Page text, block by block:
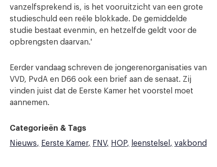
vanzelfsprekend is, is het vooruitzicht van een grote
studieschuld een reële blokkade. De gemiddelde
studie bestaat evenmin, en hetzelfde geldt voor de
opbrengsten daarvan.'
Eerder vandaag schreven de jongerenorganisaties van
VVD, PvdA en D66 ook een brief aan de senaat. Zij
vinden juist dat de Eerste Kamer het voorstel moet
aannemen.
Categorieën & Tags
Nieuws
Eerste Kamer FNV HOP leenstelsel vakbond